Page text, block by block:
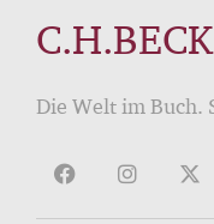
C.H.BECK
Die Welt im Buch.